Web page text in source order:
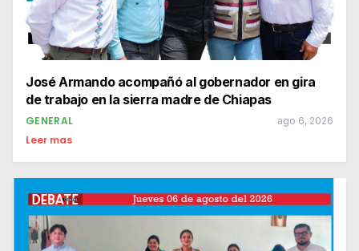
José Armando acompañó al gobernador en gira
de trabajo en la sierra madre de Chiapas
GENERAL ago 6, 2026
Leer mas